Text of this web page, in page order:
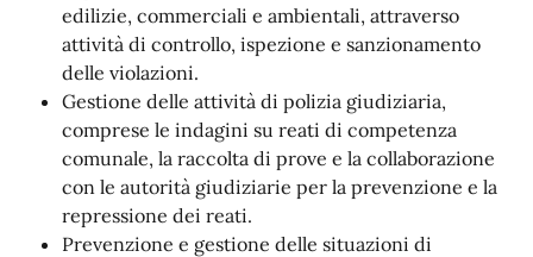
edilizie, commerciali e ambientali, attraverso
attività di controllo, ispezione e sanzionamento
delle violazioni.
Gestione delle attività di polizia giudiziaria,
comprese le indagini su reati di competenza
comunale, la raccolta di prove e la collaborazione
con le autorità giudiziarie per la prevenzione e la
repressione dei reati.
Prevenzione e gestione delle situazioni di